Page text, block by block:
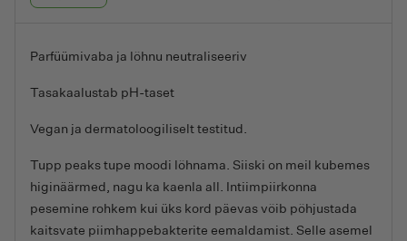
Parfüümivaba ja lõhnu neutraliseeriv
Tasakaalustab pH-taset
Vegan ja dermatoloogiliselt testitud.
Tupp peaks tupe moodi lõhnama. Siiski on meil kubemes
higinäärmed, nagu ka kaenla all. Intiimpiirkonna
pesemine rohkem kui üks kord päevas võib põhjustada
kaitsvate piimhappebakterite eemaldamist. Selle asemel